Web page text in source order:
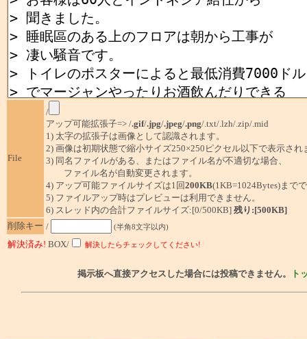
File
/
アップ可能拡張子=> /.gif/.jpg/.jpeg/.png/.txt/.lzh/.zip/.mid
1) 太字の拡張子は画像として認識されます。
2) 画像は初期状態で縮小サイズ250×250ピクセル以下で表示され
3) 同名ファイルがある、またはファイル名が不適切な場合、
ファイル名が自動変更されます。
4) アップ可能ファイルサイズは1回200KB(1KB=1024Bytes)まで
5) ファイルアップ時はプレビューは利用できません。
6) スレッド内の合計ファイルサイズ:[0/500KB] 残り:[500KB]
削除キー / (半角8文字以内)
解決済み! BOX/ 解決したらチェックしてください!
掲示板へ直接アクセスした場合には投稿できません。 ト